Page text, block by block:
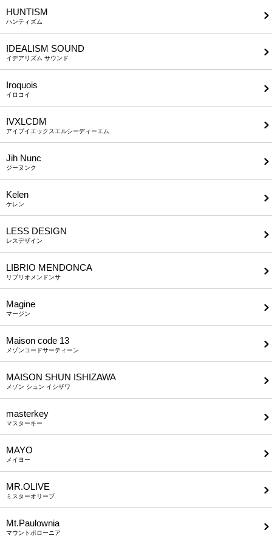
HUNTISM
ハンティズム
IDEALISM SOUND
イデアリズム サウンド
Iroquois
イロコイ
IVXLCDM
アイブイエックスエルシーディーエム
Jih Nunc
ジーヌンク
Kelen
ケレン
LESS DESIGN
レスデザイン
LIBRIO MENDONCA
リブリオメンドンサ
Magine
マージン
Maison code 13
メゾンコードサーティーン
MAISON SHUN ISHIZAWA
メゾン シュン イシザワ
masterkey
マスターキー
MAYO
メイヨー
MR.OLIVE
ミスターオリーブ
Mt.Paulownia
マウントポローニア